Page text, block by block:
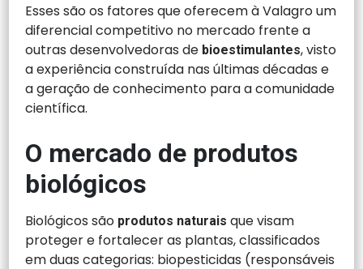
Esses são os fatores que oferecem à Valagro um
diferencial competitivo no mercado frente a
outras desenvolvedoras de bioestimulantes, visto
a experiência construída nas últimas décadas e
a geração de conhecimento para a comunidade
científica.
O mercado de produtos
biológicos
Biológicos são produtos naturais que visam
proteger e fortalecer as plantas, classificados
em duas categorias: biopesticidas (responsáveis